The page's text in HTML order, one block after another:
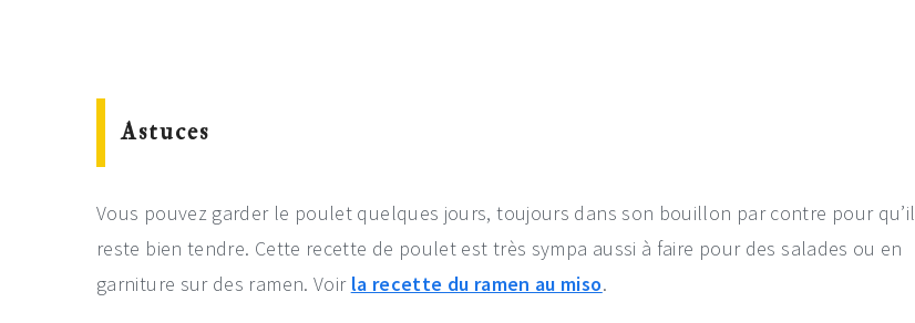
Astuces
Vous pouvez garder le poulet quelques jours, toujours dans son bouillon par contre pour qu’il
reste bien tendre. Cette recette de poulet est très sympa aussi à faire pour des salades ou en
garniture sur des ramen. Voir la recette du ramen au miso.